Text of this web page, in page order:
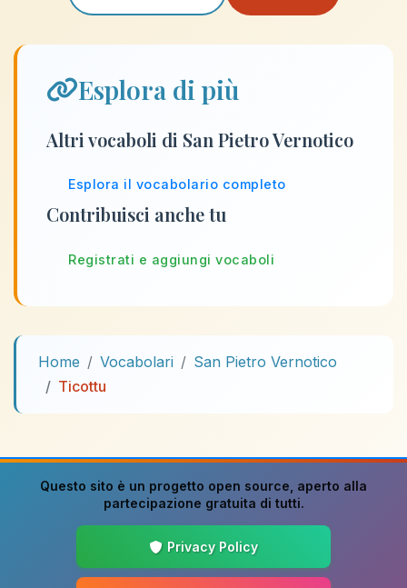
Esplora di più
Altri vocaboli di San Pietro Vernotico
Esplora il vocabolario completo
Contribuisci anche tu
Registrati e aggiungi vocaboli
Home Vocabolari
San Pietro Vernotico
Ticottu
Questo sito è un progetto open source , aperto alla
partecipazione gratuita di tutti.
Privacy Policy